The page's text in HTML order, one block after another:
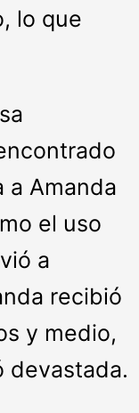
lo que
a Amanda
el uso
a
recibió
y medio,
devastada.